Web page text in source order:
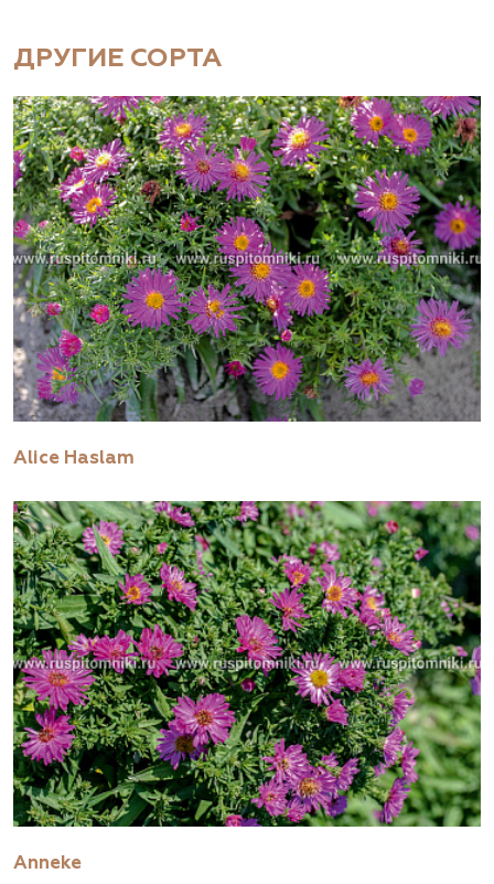
ДРУГИЕ СОРТА
Alice Haslam
Anneke